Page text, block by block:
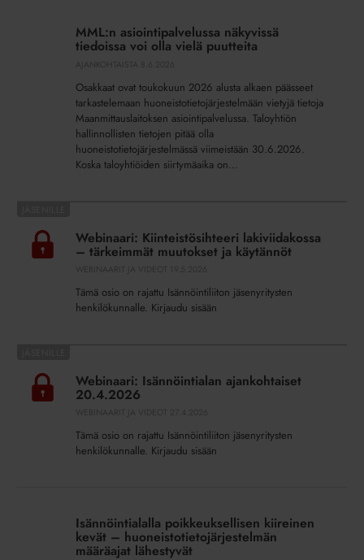
MML:n asiointipalvelussa näkyvissä
tiedoissa voi olla vielä puutteita
Osakkaat ovat toukokuun 2026 alusta alkaen päässeet
tarkastelemaan huoneistotietojärjestelmään vietyjä tietoja
Maanmittauslaitoksen asiointipalvelussa. Taloyhtiön
hallinnollisten tietojen pitää olla
huoneistotietojärjestelmässä viimeistään 30.6.2026.
Koska taloyhtiöiden siirtymäaika on...
Kiinteistösihteeri
lakiviidakossaWebinaari: Kiinteistösihteeri lakiviidakossa
– tärkeimmät muutokset ja käytännöt
Tämä osio on rajattu Isännöintiliiton jäsenyritysten
henkilökunnalle. Kirjaudu sisään
Isännöintialan
ajankohtaiset
20.4.2026
Webinaari: Isännöintialan ajankohtaiset
20.4.2026
Tämä osio on rajattu Isännöintiliiton jäsenyritysten
henkilökunnalle. Kirjaudu sisään
Isännöintialalla poikkeuksellisen kiireinen
kevät – huoneistotietojärjestelmän
määräajat lähestyvät